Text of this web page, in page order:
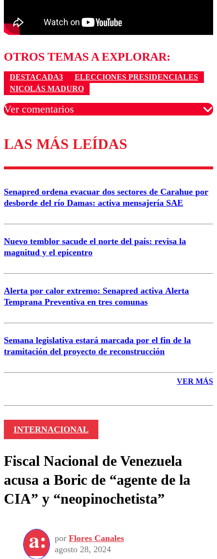
OTROS TEMAS A EXPLORAR:
DESTACADA3
ELECCIONES PRESIDENCIALES
NICOLÁS MADURO
Ver comentarios
Los comentarios son moderados para garantizar un
diálogo respetuoso.
Nombre
Correo
LAS MÁS LEÍDAS
Senapred ordena evacuar dos sectores de Carahue por
desborde del río Damas: activa mensajería SAE
Nuevo temblor sacude el norte del país: revisa la
magnitud y el epicentro
Alerta por calor extremo: Senapred activa Alerta
Temprana Preventiva en tres comunas
Semana legislativa estará marcada por el fin de la
tramitación del proyecto de reconstrucción
VER MÁS
INTERNACIONAL
Fiscal Nacional de Venezuela
acusa a Boric de “agente de la
CIA” y “neopinochetista”
por Flores Canales
agosto 28, 2024